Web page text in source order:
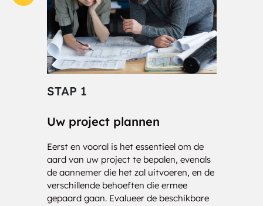
Mertz's Corner Midhurst
Milford Bay Minesing
Minett Moon River
Mt Stephen Muskoka District
New Flos
Norway Point Maple
STAP 1
Uw project plannen
Eerst en vooral is het essentieel om de
aard van uw project te bepalen, evenals
de aannemer die het zal uitvoeren, en de
verschillende behoeften die ermee
gepaard gaan. Evalueer de beschikbare